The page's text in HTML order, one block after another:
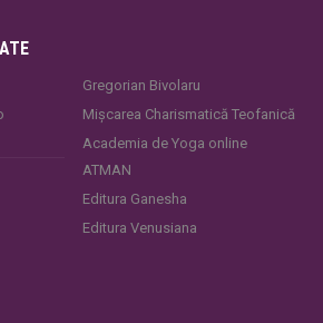
Gregorian Bivolaru
Mișcarea Charismatică Teofanică
Academia de Yoga online
ATMAN
Editura Ganesha
Editura Venusiana